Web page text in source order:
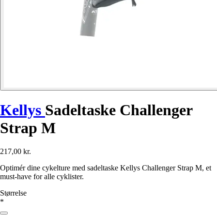
Kellys Sadeltaske Challenger
Strap M
217,00 kr.
Optimér dine cykelture med sadeltaske Kellys Challenger Strap M, et
must-have for alle cyklister.
Størrelse
*